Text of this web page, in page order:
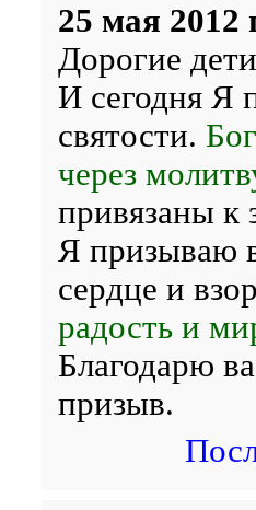
25 мая 2012
Дорогие
И сегодня Я
святости.
через
привязаны
Я призываю
сердце и
радость и
Благодарю
призыв.